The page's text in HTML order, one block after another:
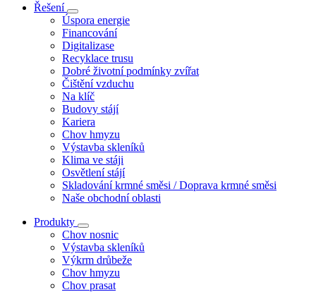
Řešení
Úspora energie
Financování
Digitalizase
Recyklace trusu
Dobré životní podmínky zvířat
Čištění vzduchu
Na klíč
Budovy stájí
Kariera
Chov hmyzu
Výstavba skleníků
Klima ve stáji
Osvětlení stájí
Skladování krmné směsi / Doprava krmné směsi
Naše obchodní oblasti
Produkty
Chov nosnic
Výstavba skleníků
Výkrm drůbeže
Chov hmyzu
Chov prasat